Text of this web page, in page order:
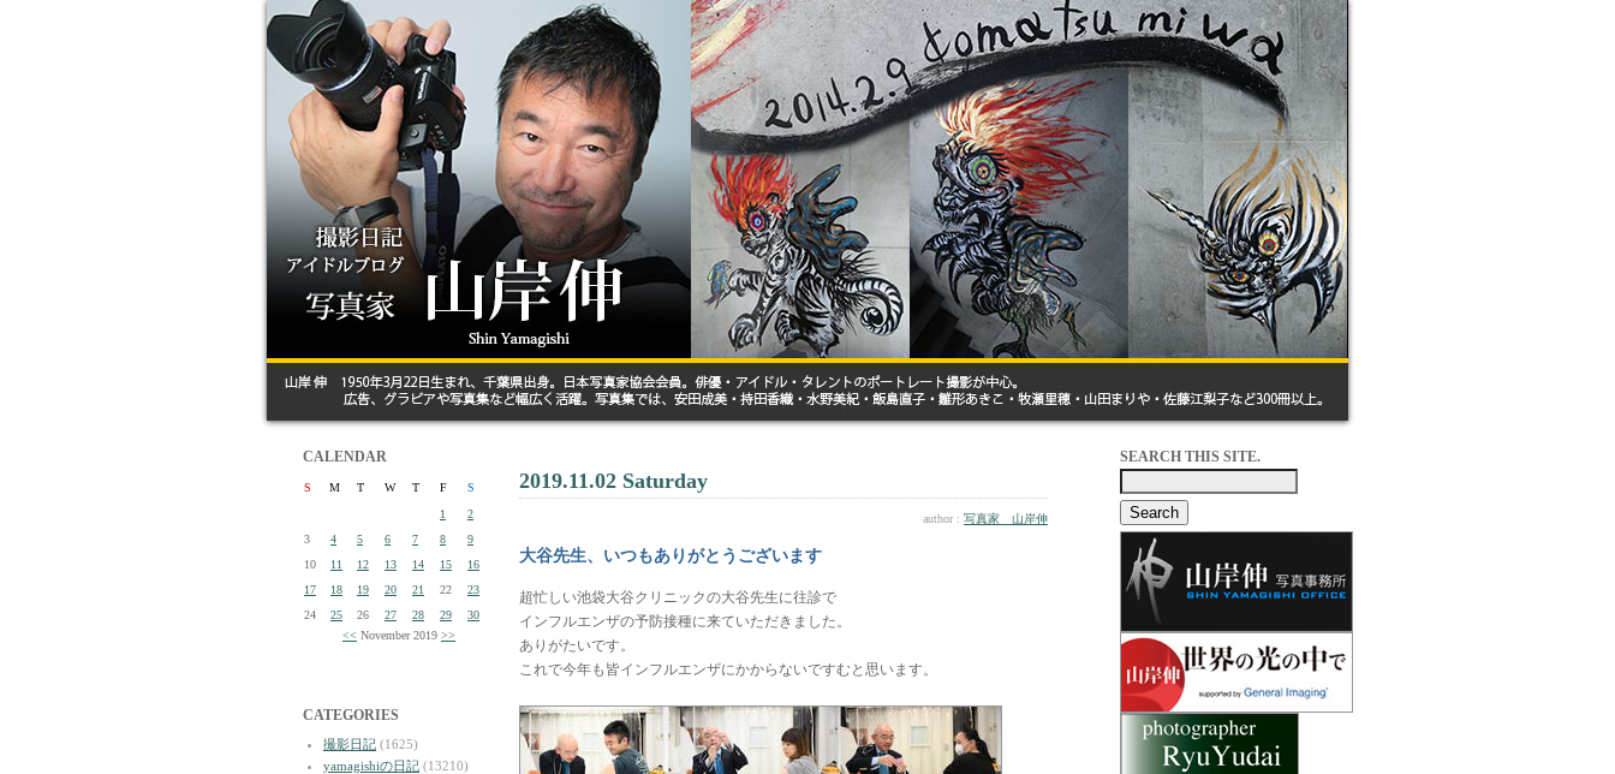
CALENDAR
S M T W T F
S
1
2
3
4 5 6 7 8
9
10
11 12 13 14 15
16
17
18 19 20 21 22
23
24
25 26 27 28 29
30
<< November 2019 >>
CATEGORIES
撮影日記 (1625)
yamagishiの日記 (13210)
2019.11.02 Saturday
author : 写真家 山岸伸
大谷先生、いつもありがとうございます
超忙しい池袋大谷クリニックの大谷先生に往診で
インフルエンザの予防接種に来ていただきました。
ありがたいです。
これで今年も皆インフルエンザにかからないですむと思います。
SEARCH THIS SITE.